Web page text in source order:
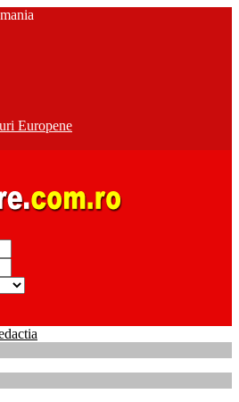
Europene